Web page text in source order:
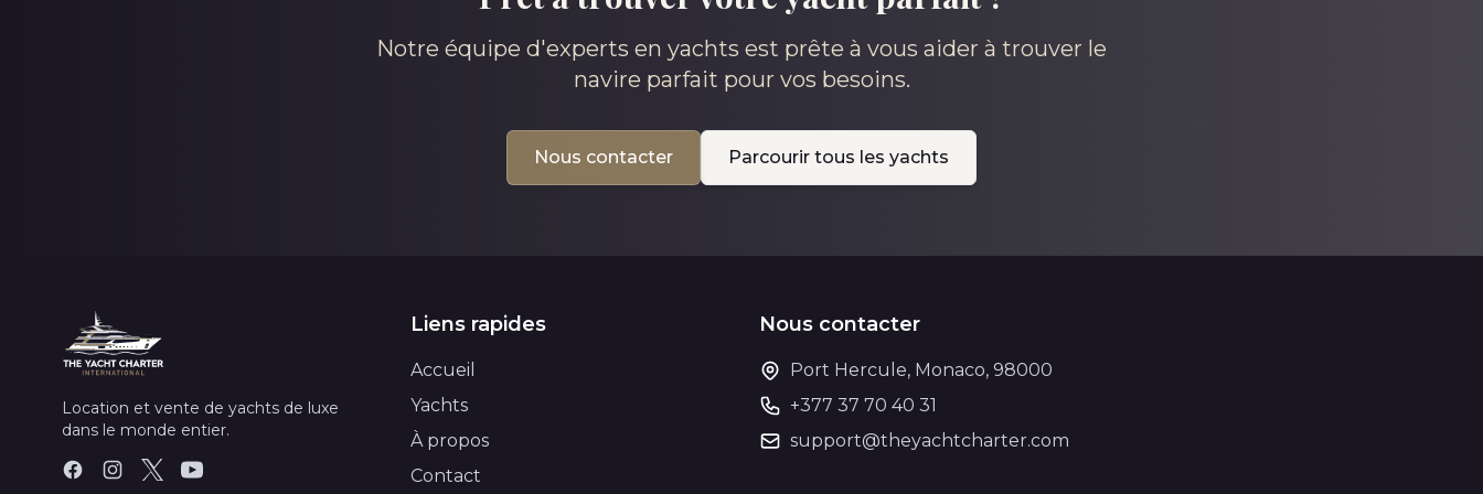
Notre équipe d'experts en yachts est prête à vous aider à trouver le
navire parfait pour vos besoins.
Nous contacter Parcourir tous les yachts
Location et vente de yachts de luxe
dans le monde entier.
Liens rapides
Accueil
Yachts
À propos
Contact
Nous contacter
Port Hercule, Monaco, 98000
+377 37 70 40 31
support@theyachtcharter.com